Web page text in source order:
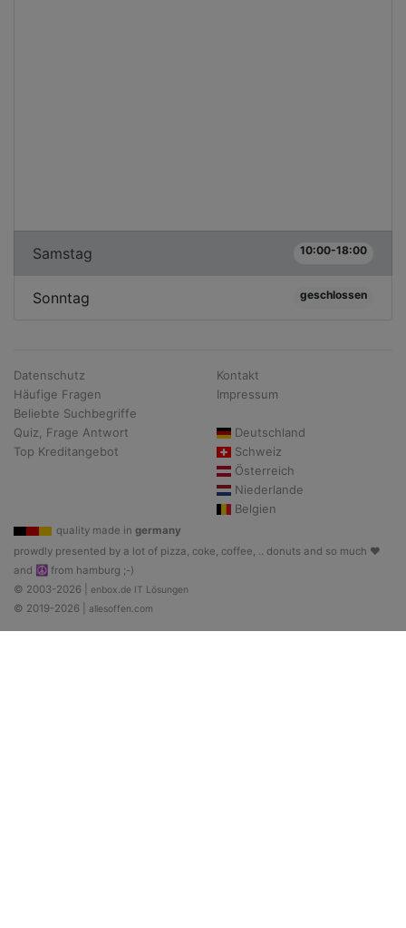
Samstag 10:00-18:00
Sonntag geschlossen
Datenschutz
Häufige Fragen
Beliebte Suchbegriffe
Quiz, Frage Antwort
Top Kreditangebot
Kontakt
Impressum
Deutschland
Schweiz
Österreich
Niederlande
Belgien
quality made in germany
prowdly presented by a lot of pizza, coke, coffee, .. donuts and so much ♥
and ☮ from hamburg ;-)
© 2003-2026 | enbox.de IT Lösungen
© 2019-2026 | allesoffen.com